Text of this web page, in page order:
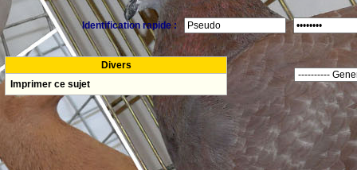
Identification rapide :
Divers
Imprimer ce sujet